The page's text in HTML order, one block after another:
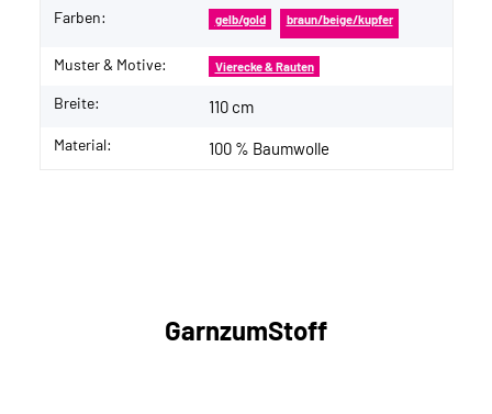
Farben: gelb/gold braun/beige/kupfer
Muster & Motive: Vierecke & Rauten
Breite: 110 cm
Material: 100 % Baumwolle
GarnzumStoff